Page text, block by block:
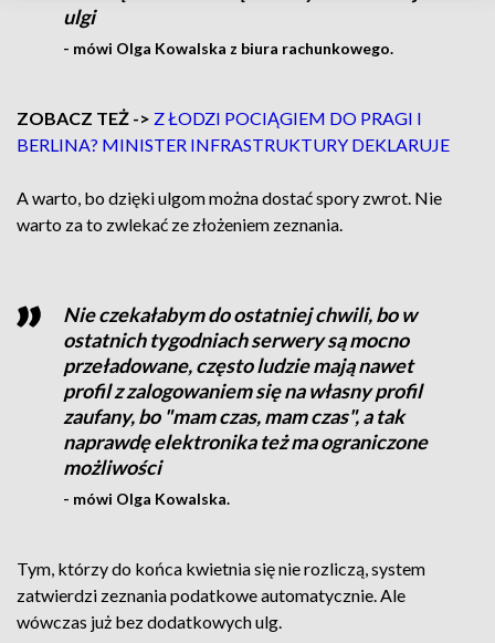
ulgi
- mówi Olga Kowalska z biura rachunkowego.
ZOBACZ TEŻ -> Z ŁODZI POCIĄGIEM DO PRAGI I
BERLINA? MINISTER INFRASTRUKTURY DEKLARUJE
A warto, bo dzięki ulgom można dostać spory zwrot. Nie
warto za to zwlekać ze złożeniem zeznania.
Nie czekałabym do ostatniej chwili, bo w
ostatnich tygodniach serwery są mocno
przeładowane, często ludzie mają nawet
profil z zalogowaniem się na własny profil
zaufany, bo "mam czas, mam czas", a tak
naprawdę elektronika też ma ograniczone
możliwości
- mówi Olga Kowalska.
Tym, którzy do końca kwietnia się nie rozliczą, system
zatwierdzi zeznania podatkowe automatycznie. Ale
wówczas już bez dodatkowych ulg.